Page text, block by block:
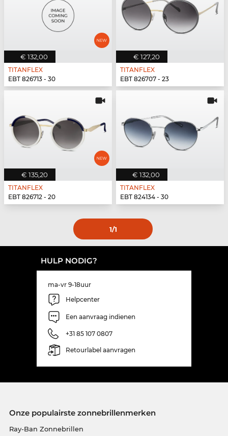
€ 132,00
TITANFLEX
EBT 826713 - 30
€ 127,20
TITANFLEX
EBT 826707 - 23
€ 135,20
TITANFLEX
EBT 826712 - 20
€ 132,00
TITANFLEX
EBT 824134 - 30
1/1
HULP NODIG?
ma-vr 9-18uur
Helpcenter
Een aanvraag indienen
+31 85 107 0807
Retourlabel aanvragen
Onze populairste zonnebrillenmerken
Ray-Ban Zonnebrillen